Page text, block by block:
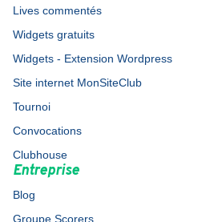
Lives commentés
Widgets gratuits
Widgets - Extension Wordpress
Site internet MonSiteClub
Tournoi
Convocations
Clubhouse
Entreprise
Blog
Groupe Scorers